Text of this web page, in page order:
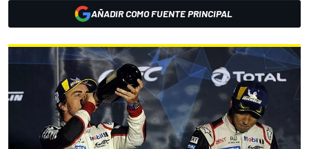
AÑADIR COMO FUENTE PRINCIPAL